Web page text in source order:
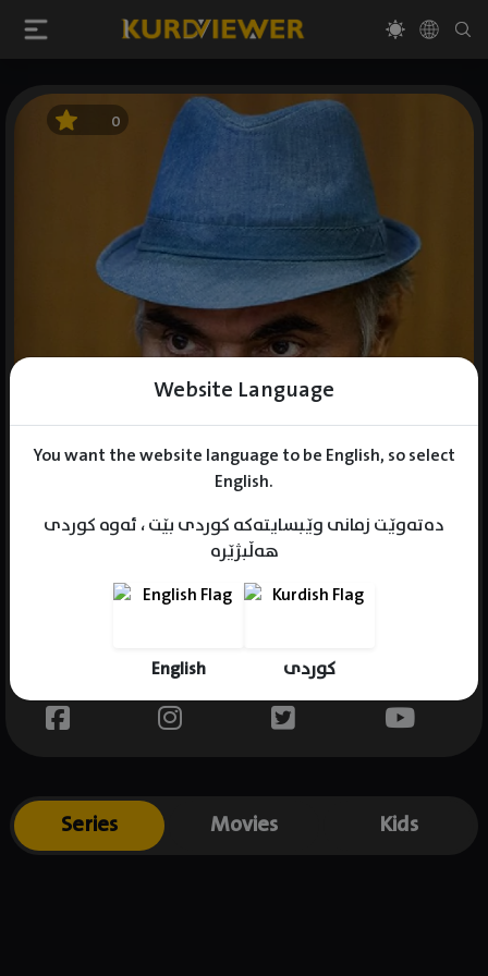
Website Language
You want the website language to be English, so select
English.
دەتەوێت زمانی وێبسایتەکە کوردی بێت ، ئەوە کوردی
هەڵبژێرە
English کوردی
0
Gender : male
Series Movies Kids